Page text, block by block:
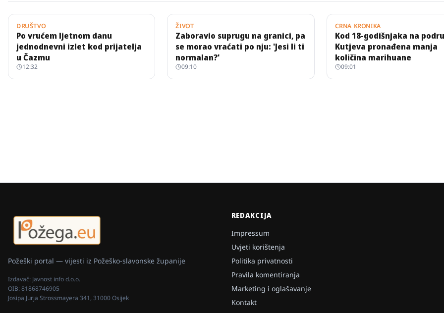
DRUŠTVO
Po vrućem ljetnom danu
jednodnevni izlet kod prijatelja
u Čazmu
12:32
ŽIVOT
Zaboravio suprugu na granici, pa
se morao vraćati po nju: 'Jesi li ti
normalan?'
09:10
CRNA KRONIKA
Kod 18-godišnjaka na
Kutjeva pronađena manja
količina marihuane
09:01
Požeški portal — vijesti iz Požeško-slavonske županije
Izdavač: Javnost info d.o.o.
OIB:81868746905
Josipa Jurja Strossmayera 341, 31000 Osijek
REDAKCIJA
Impressum
Uvjeti korištenja
Politika privatnosti
Pravila komentiranja
Marketing i oglašavanje
Kontakt